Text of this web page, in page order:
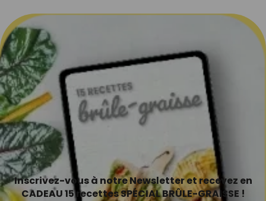
Inscrivez-vous à notre Newsletter et recevez en
CADEAU 15 recettes SPÉCIAL BRÛLE-GRAISSE !